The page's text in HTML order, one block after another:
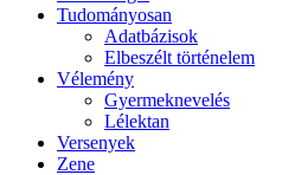
Tudományosan
Adatbázisok
Elbeszélt történelem
Vélemény
Gyermeknevelés
Lélektan
Versenyek
Zene